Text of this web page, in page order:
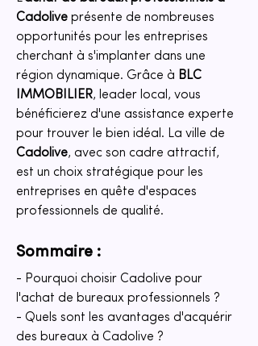
Cadolive présente de nombreuses
opportunités pour les entreprises
cherchant à s'implanter dans une
région dynamique. Grâce à BLC
IMMOBILIER, leader local, vous
bénéficierez d'une assistance experte
pour trouver le bien idéal. La ville de
Cadolive, avec son cadre attractif,
est un choix stratégique pour les
entreprises en quête d'espaces
professionnels de qualité.
Sommaire :
- Pourquoi choisir Cadolive pour
l'achat de bureaux professionnels ?
- Quels sont les avantages d'acquérir
des bureaux à Cadolive ?